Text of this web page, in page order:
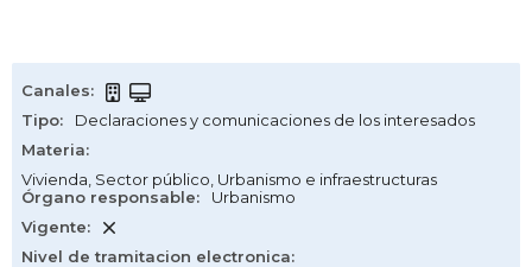
Canales:
Tipo:
Declaraciones y comunicaciones de los interesados
Materia:
Vivienda Sector público Urbanismo e infraestructuras
Órgano responsable:
Urbanismo
Vigente:
Nivel de tramitacion electronica: